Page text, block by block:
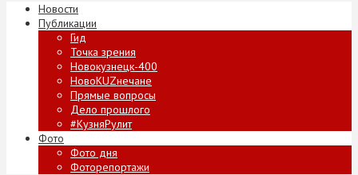
Новости
Публикации
Гид
Точка зрения
Новокузнецк-400
НовоKUZнечане
Прямые вопросы
Дело прошлого
#КузняРулит
Фото
Фото дня
Фоторепортажи